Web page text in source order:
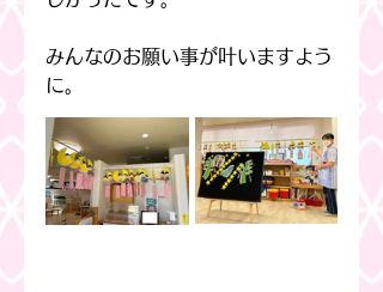
みんなのお願い事が叶いますよう
に。